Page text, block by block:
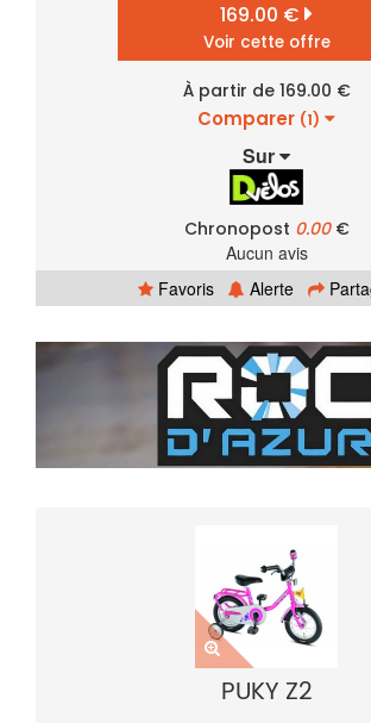
169.00 €
Voir cette offre
À partir de 169.00 €
Comparer (1)
Sur
Chronopost 0.00€
Aucun avis
Favoris
Alerte
PUKY Z2